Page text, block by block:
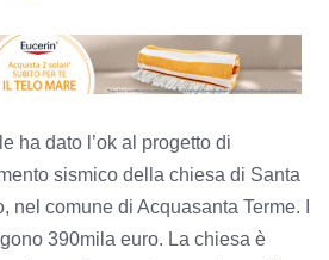
ha dato l’ok al progetto di
sismico della chiesa di Santa
nel comune di Acquasanta Terme. I
390mila euro. La chiesa è